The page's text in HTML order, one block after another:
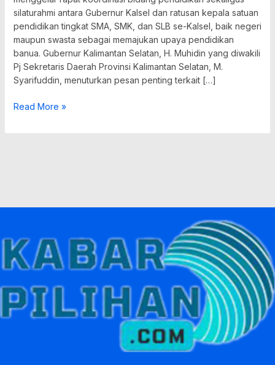
silaturahmi antara Gubernur Kalsel dan ratusan kepala satuan
pendidikan tingkat SMA, SMK, dan SLB se-Kalsel, baik negeri
maupun swasta sebagai memajukan upaya pendidikan
banua.‎ ‎Gubernur Kalimantan Selatan, H. Muhidin yang diwakili
Pj Sekretaris Daerah Provinsi Kalimantan Selatan, M.
Syarifuddin, menuturkan pesan penting terkait […]
Read More »